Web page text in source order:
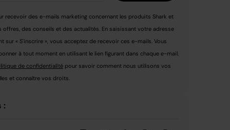
recevoir des e-mails marketing concernant les produits Shark et
offres, des conseils et des actualités. En saisissant votre adresse
sur « S'inscrire », vous acceptez de recevoir ces e-mails. Vous
à tout moment en utilisant le lien figurant dans chaque e-mail.
de confidentialité pour savoir comment nous utilisons vos
et connaître vos droits.
: